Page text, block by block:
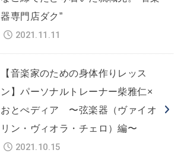
器専門店ダク”
2021.11.11
【音楽家のための身体作りレッス
ン】パーソナルトレーナー柴雅仁×
おとぺディア 〜弦楽器（ヴァイオ
リン・ヴィオラ・チェロ）編〜
2021.10.15